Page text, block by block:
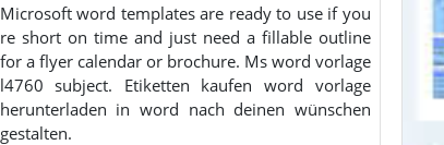
Microsoft word templates are ready to use if you
re short on time and just need a fillable outline
for a flyer calendar or brochure. Ms word vorlage
l4760 subject. Etiketten kaufen word vorlage
herunterladen in word nach deinen wünschen
gestalten.